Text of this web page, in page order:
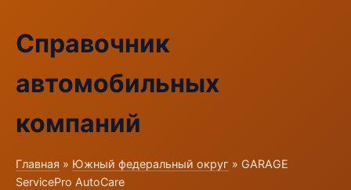
Справочник
автомобильных
компаний
Главная » Южный федеральный округ » GARAGE
ServicePro AutoCare